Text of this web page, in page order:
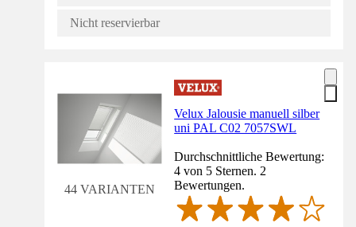
Nicht reservierbar
44 VARIANTEN
Velux Jalousie manuell silber
uni PAL C02 7057SWL
Durchschnittliche Bewertung:
4 von 5 Sternen. 2
Bewertungen.